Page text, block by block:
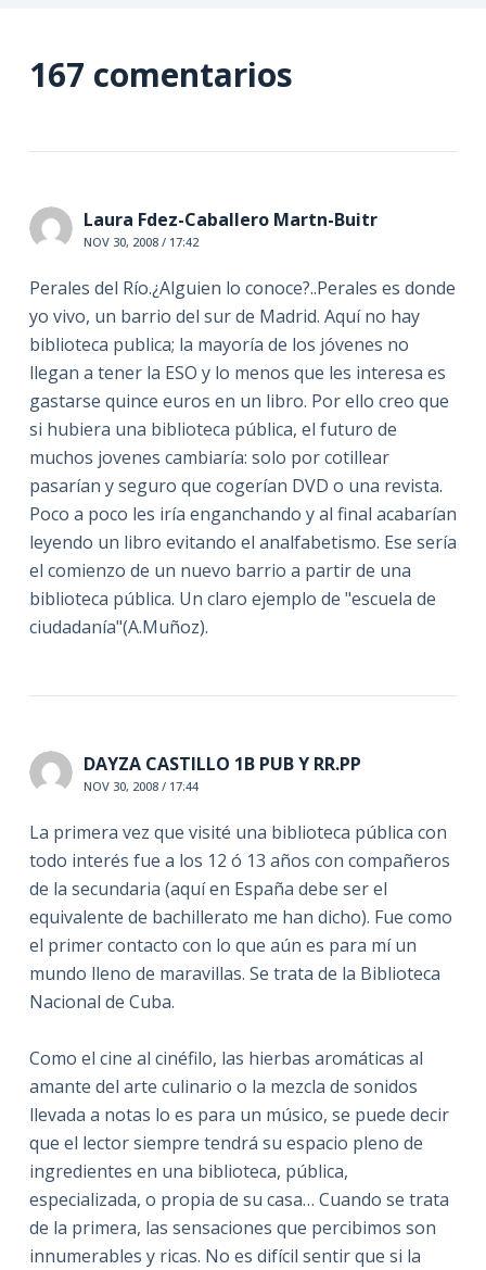
167 comentarios
Laura Fdez-Caballero Martn-Buitr
NOV 30, 2008 / 17:42
Perales del Río.¿Alguien lo conoce?..Perales es donde
yo vivo, un barrio del sur de Madrid. Aquí no hay
biblioteca publica; la mayoría de los jóvenes no
llegan a tener la ESO y lo menos que les interesa es
gastarse quince euros en un libro. Por ello creo que
si hubiera una biblioteca pública, el futuro de
muchos jovenes cambiaría: solo por cotillear
pasarían y seguro que cogerían DVD o una revista.
Poco a poco les iría enganchando y al final acabarían
leyendo un libro evitando el analfabetismo. Ese sería
el comienzo de un nuevo barrio a partir de una
biblioteca pública. Un claro ejemplo de "escuela de
ciudadanía"(A.Muñoz).
DAYZA CASTILLO 1B PUB Y RR.PP
NOV 30, 2008 / 17:44
La primera vez que visité una biblioteca pública con
todo interés fue a los 12 ó 13 años con compañeros
de la secundaria (aquí en España debe ser el
equivalente de bachillerato me han dicho). Fue como
el primer contacto con lo que aún es para mí un
mundo lleno de maravillas. Se trata de la Biblioteca
Nacional de Cuba.
Como el cine al cinéfilo, las hierbas aromáticas al
amante del arte culinario o la mezcla de sonidos
llevada a notas lo es para un músico, se puede decir
que el lector siempre tendrá su espacio pleno de
ingredientes en una biblioteca, pública,
especializada, o propia de su casa… Cuando se trata
de la primera, las sensaciones que percibimos son
innumerables y ricas. No es difícil sentir que si la